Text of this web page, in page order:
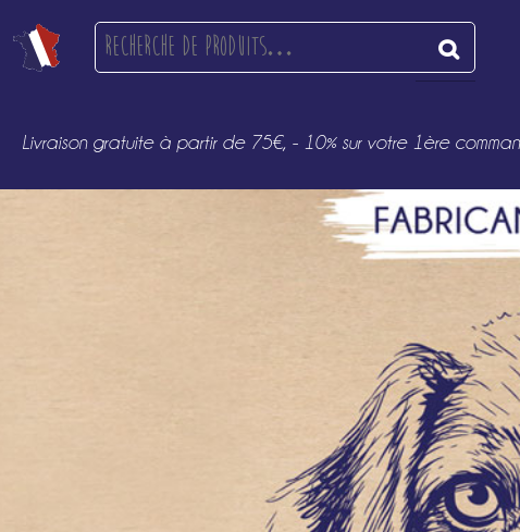
Recherche
pour :
Livraison gratuite à partir de 75€, - 10% sur votre 1ère